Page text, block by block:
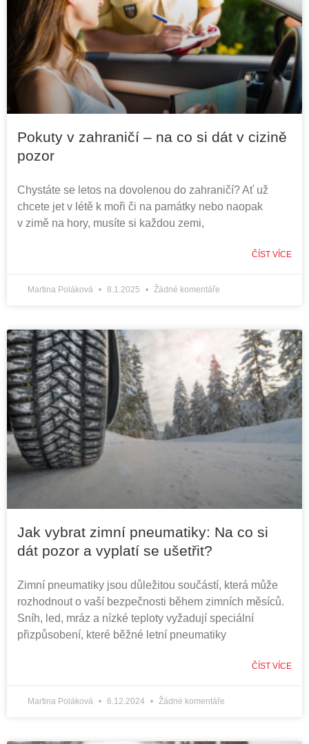
Pokuty v zahraničí – na co si dát v cizině
pozor
Chystáte se letos na dovolenou do zahraničí? Ať už
chcete jet v létě k moři či na památky nebo naopak
v zimě na hory, musíte si každou zemi,
ČÍST VÍCE
Martina Poláková 8.1.2025 Žádné komentáře
Jak vybrat zimní pneumatiky: Na co si
dát pozor a vyplatí se ušetřit?
Zimní pneumatiky jsou důležitou součástí, která může
rozhodnout o vaší bezpečnosti během zimních měsíců.
Sníh, led, mráz a nízké teploty vyžadují speciální
přizpůsobení, které běžné letní pneumatiky
ČÍST VÍCE
Martina Poláková 6.12.2024 Žádné komentáře